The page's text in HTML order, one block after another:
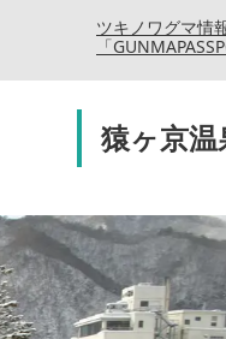
ツキノワグマ情
「
猿ヶ京温